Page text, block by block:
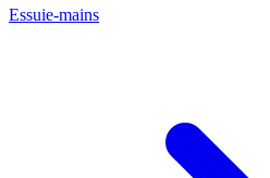
Essuie-mains